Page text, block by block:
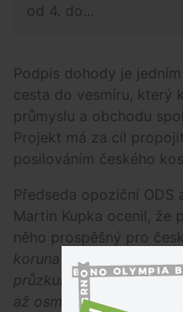
od 4. do...
Podpis dohody je
cesta do vesmíru, který
průmyslu a obchodu
Projekt má za cíl
posilováním českého
Předseda opoziční
Martin Kupka ocenil, že
něho prospěšný pro
koruna investovaná do
průzkumu vesmíru, se
až osmkrát,“řekl